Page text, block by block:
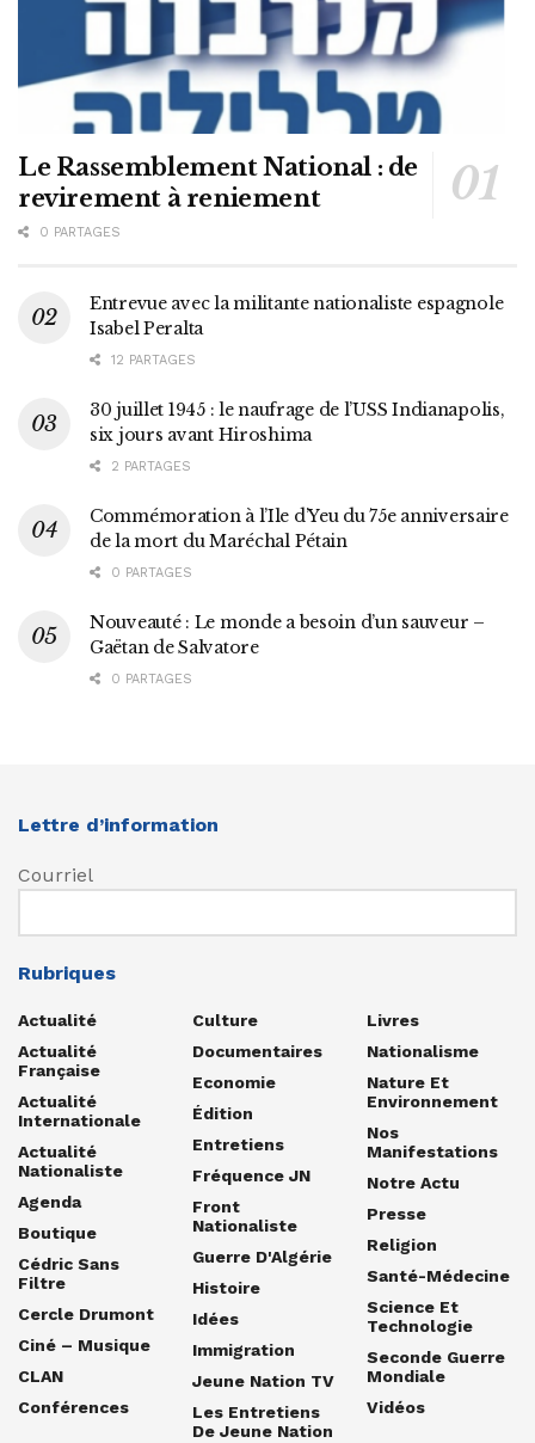
Le Rassemblement National : de
revirement à reniement
0 PARTAGES
Entrevue avec la militante nationaliste espagnole
Isabel Peralta
12 PARTAGES
30 juillet 1945 : le naufrage de l’USS Indianapolis,
six jours avant Hiroshima
2 PARTAGES
Commémoration à l’Ile d’Yeu du 75e anniversaire
de la mort du Maréchal Pétain
0 PARTAGES
Nouveauté : Le monde a besoin d’un sauveur –
Gaëtan de Salvatore
0 PARTAGES
Lettre d’information
Courriel
Rubriques
Actualité
Actualité
Française
Actualité
Internationale
Actualité
Nationaliste
Agenda
Boutique
Cédric Sans
Filtre
Cercle Drumont
Ciné – Musique
CLAN
Conférences
Culture
Documentaires
Economie
Édition
Entretiens
Fréquence JN
Front
Nationaliste
Guerre D'Algérie
Histoire
Idées
Immigration
Jeune Nation TV
Les Entretiens
De Jeune Nation
Livres
Nationalisme
Nature Et
Environnement
Nos
Manifestations
Notre Actu
Presse
Religion
Santé-Médecine
Science Et
Technologie
Seconde Guerre
Mondiale
Vidéos